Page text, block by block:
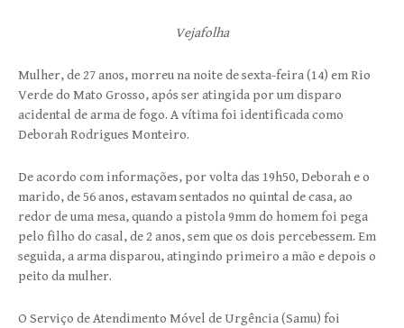
Vejafolha
Mulher, de 27 anos, morreu na noite de sexta-feira (14) em Rio
Verde do Mato Grosso, após ser atingida por um disparo
acidental de arma de fogo. A vítima foi identificada como
Deborah Rodrigues Monteiro.
De acordo com informações, por volta das 19h50, Deborah e o
marido, de 56 anos, estavam sentados no quintal de casa, ao
redor de uma mesa, quando a pistola 9mm do homem foi pega
pelo filho do casal, de 2 anos, sem que os dois percebessem. Em
seguida, a arma disparou, atingindo primeiro a mão e depois o
peito da mulher.
O Serviço de Atendimento Móvel de Urgência (Samu) foi